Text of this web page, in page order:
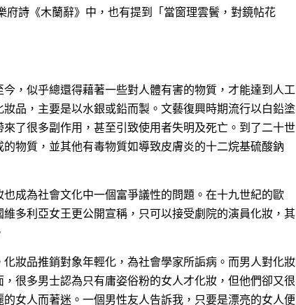
府詩《木蘭辭》中，也有提到「當窗理雲鬢，對鏡帖花
，似乎總還得藉著一些對人體有害的物質，才能達到人工
品，主要是以水銀或鉛而製。文藝復興時期流行以白鉛塗
了很多副作用，甚至引致使用者失明及死亡。到了二十世
物質，並其他有毒物質如導致皮膚炎的十二烷基硫酸鈉
成為社會文化中一個富爭議性的問題。在十九世紀的歐
多利亞女王更公開宣稱，只可以接受劇院的演員化妝，其
妝品推銷對象年輕化，為社會學家所詬病。而男人對化妝
很多男士認為只有庸姿俗粉的女人才化妝，但他們卻又很
女人而著迷。一個男性友人告訴我，只要是漂亮的女人便